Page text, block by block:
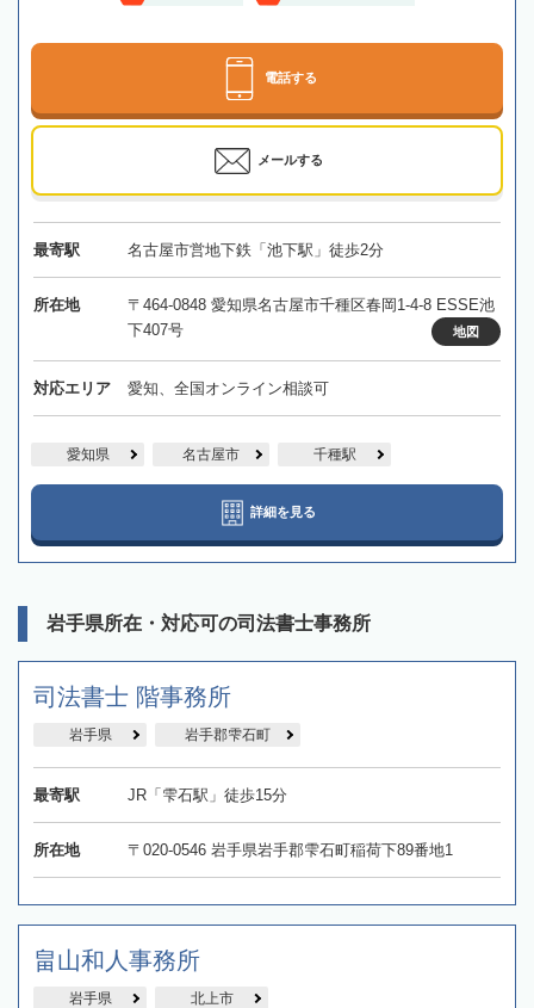
電話する
メールする
最寄駅 名古屋市営地下鉄「池下駅」徒歩2分
所在地
〒464-0848 愛知県名古屋市千種区春岡1-4-8 ESSE池
下407号
地図
対応エリア 愛知、全国オンライン相談可
愛知県 名古屋市 千種駅
詳細を見る
岩手県所在・対応可の司法書士事務所
司法書士 階事務所
岩手県 岩手郡雫石町
最寄駅 JR「雫石駅」徒歩15分
所在地 〒020-0546 岩手県岩手郡雫石町稲荷下89番地1
畠山和人事務所
岩手県 北上市